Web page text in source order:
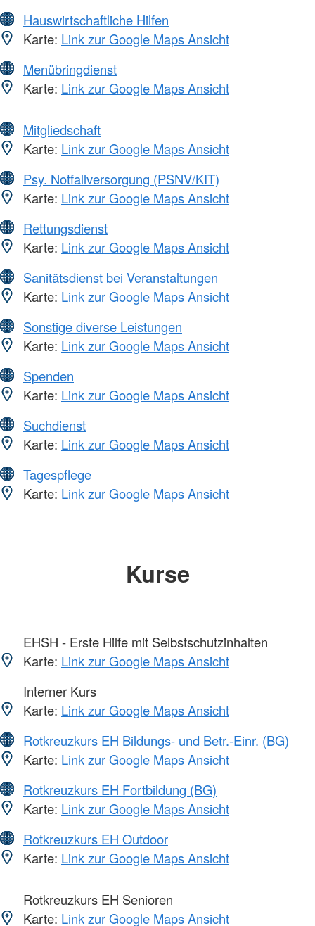
Hauswirtschaftliche Hilfen
Karte: Link zur Google Maps Ansicht
Menübringdienst
Karte: Link zur Google Maps Ansicht
Mitgliedschaft
Karte: Link zur Google Maps Ansicht
Psy. Notfallversorgung (PSNV/KIT)
Karte: Link zur Google Maps Ansicht
Rettungsdienst
Karte: Link zur Google Maps Ansicht
Sanitätsdienst bei Veranstaltungen
Karte: Link zur Google Maps Ansicht
Sonstige diverse Leistungen
Karte: Link zur Google Maps Ansicht
Spenden
Karte: Link zur Google Maps Ansicht
Suchdienst
Karte: Link zur Google Maps Ansicht
Tagespflege
Karte: Link zur Google Maps Ansicht
Kurse
EHSH - Erste Hilfe mit Selbstschutzinhalten
Karte: Link zur Google Maps Ansicht
Interner Kurs
Karte: Link zur Google Maps Ansicht
Rotkreuzkurs EH Bildungs- und Betr.-Einr. (BG)
Karte: Link zur Google Maps Ansicht
Rotkreuzkurs EH Fortbildung (BG)
Karte: Link zur Google Maps Ansicht
Rotkreuzkurs EH Outdoor
Karte: Link zur Google Maps Ansicht
Rotkreuzkurs EH Senioren
Karte: Link zur Google Maps Ansicht